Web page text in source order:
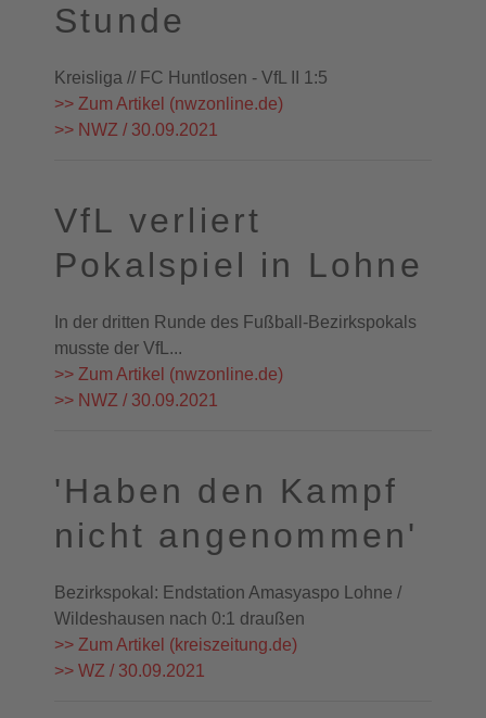
Stunde
Kreisliga // FC Huntlosen - VfL II 1:5
>> Zum Artikel (nwzonline.de)
>> NWZ / 30.09.2021
VfL verliert
Pokalspiel in Lohne
In der dritten Runde des Fußball-Bezirkspokals
musste der VfL...
>> Zum Artikel (nwzonline.de)
>> NWZ / 30.09.2021
'Haben den Kampf
nicht angenommen'
Bezirkspokal: Endstation Amasyaspo Lohne /
Wildeshausen nach 0:1 draußen
>> Zum Artikel (kreiszeitung.de)
>> WZ / 30.09.2021